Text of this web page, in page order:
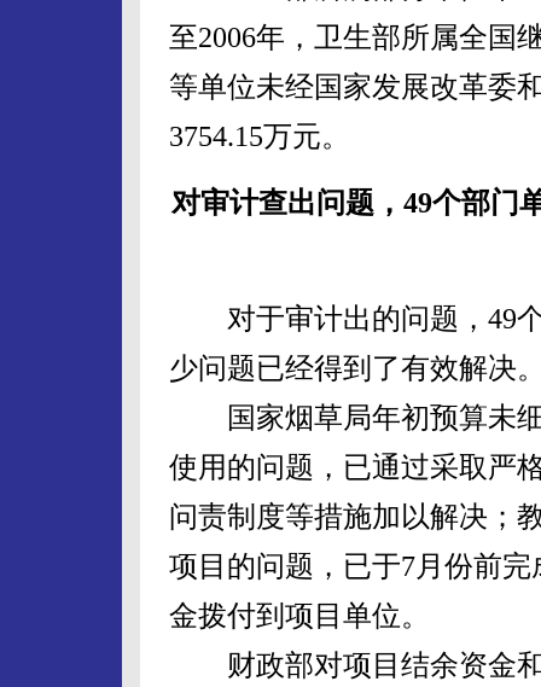
至2006年，卫生部所属全国
等单位未经国家发展改革委
3754.15万元。
对审计查出问题，49个部门
对于审计出的问题，49个
少问题已经得到了有效解决
国家烟草局年初预算未细
使用的问题，已通过采取严
问责制度等措施加以解决；
项目的问题，已于7月份前
金拨付到项目单位。
财政部对项目结余资金和